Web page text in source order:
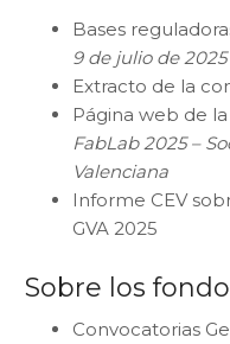
Bases
9 de julio de 2025
Extracto de la
Página web de
FabLab 2025 –
Valenciana
Informe CEV
GVA 2025
Sobre los
Convocatorias